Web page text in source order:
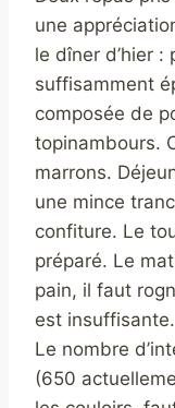
une
le dîner d’hier :
suffisamment
composée de
topinambours.
marrons.
une mince
confiture. Le
préparé. Le
pain, il faut
est insuffisante.
Le nombre
(650